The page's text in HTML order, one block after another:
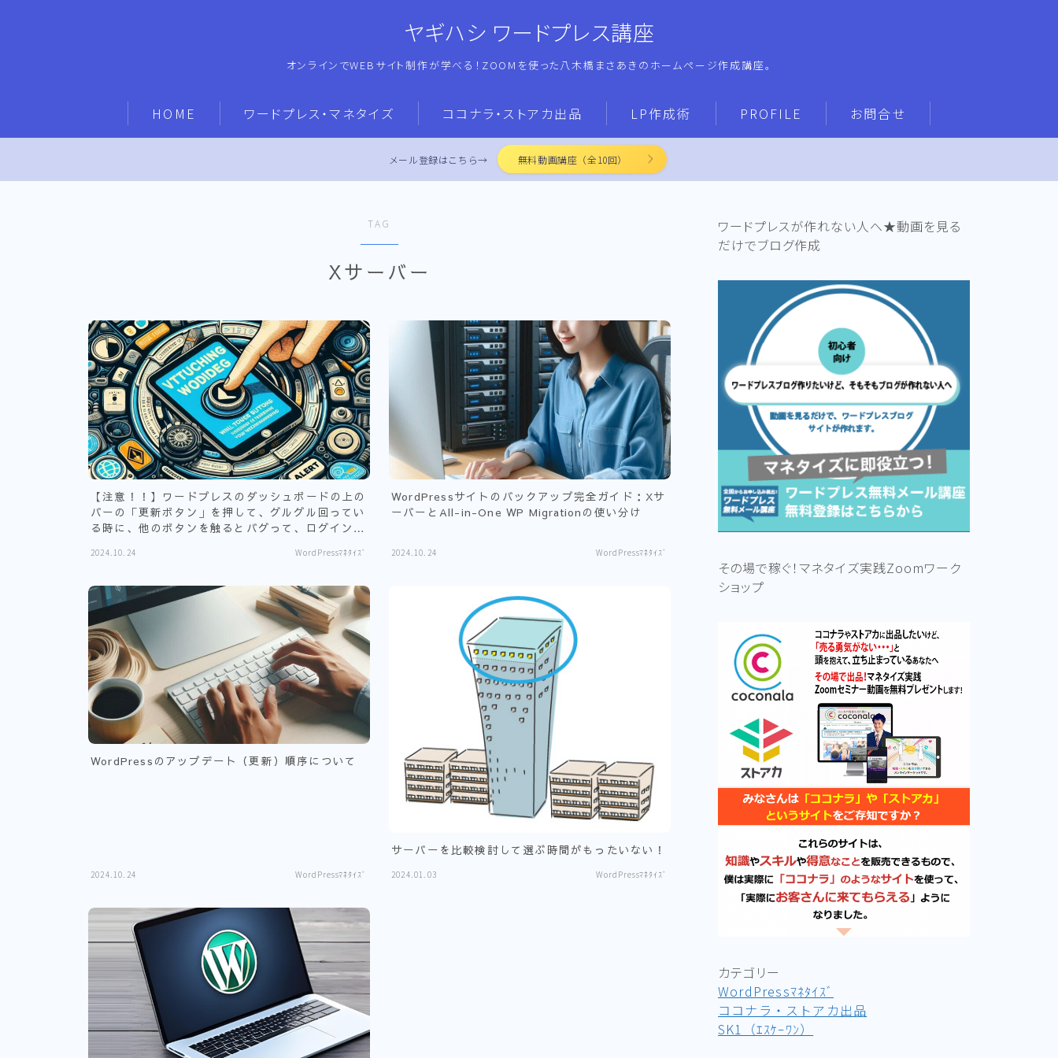
ヤギハシ ワードプレス講座
オンラインでWEBサイト制作が学べる！ZOOMを使った八木橋まさあきのホームページ作成講座。
HOME ワードプレス・マネタイズ ココナラ・ストアカ出品 LP作成術 PROFILE お問合せ
メール登録はこちら→ 無料動画講座（全10回）
TAG
Xサーバー
【注意！！】ワードプレスのダッシュボードの上の
バーの「更新ボタン」を押して、グルグル回ってい
る時に、他のボタンを触るとバグって、ログインで
2024.10.24 WordPressﾏﾈﾀｲｽﾞ
WordPressサイトのバックアップ完全ガイド：Xサ
ーバーとAll-in-One WP Migrationの使い分け
2024.10.24 WordPressﾏﾈﾀｲｽﾞ
WordPressのアップデート（更新）順序について
2024.10.24 WordPressﾏﾈﾀｲｽﾞ
サーバーを比較検討して選ぶ時間がもったいない！
2024.01.03 WordPressﾏﾈﾀｲｽﾞ
ワードプレスが作れない人へ★動画を見る
だけでブログ作成
その場で稼ぐ！マネタイズ実践Zoomワーク
ショップ
カテゴリー
WordPressﾏﾈﾀｲｽﾞ
ココナラ・ストアカ出品
SK1（ｴｽｹｰﾜﾝ）